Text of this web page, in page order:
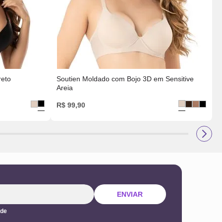
Soutien Moldado com Bojo 3D em Sensitive
Areia
R$ 99,90
ENVIAR